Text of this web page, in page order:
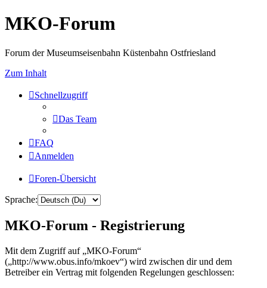
MKO-Forum
Forum der Museumseisenbahn Küstenbahn Ostfriesland
Zum Inhalt
Schnellzugriff
Das Team
FAQ
Anmelden
Foren-Übersicht
Sprache:
MKO-Forum - Registrierung
Mit dem Zugriff auf „MKO-Forum“
(„http://www.obus.info/mkoev“) wird zwischen dir und dem
Betreiber ein Vertrag mit folgenden Regelungen geschlossen: